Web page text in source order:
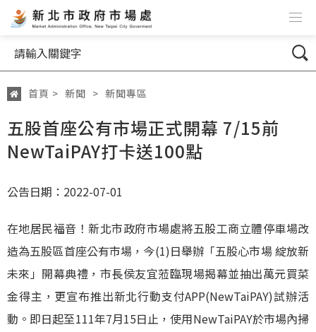
跳到主要內容
網站導覽
搜尋
首頁 > 新聞 > 新聞專區
五股首座公有市場正式開幕 7/15前
NewTaiPAY打卡送100點
公告日期：2022-07-01
在地居民福音！新北市政府市場處將五股工商立體停車場改
造為五股區首座公有市場，今(1)日舉辦「五股心市場 綻放新
未來」開幕典禮，市長侯友宜蒞臨現場揭幕並抽出萬元買菜
金得主，更宣布推出新北行動支付APP(NewTaiPAY)試辦活
動。即日起至111年7月15日止，使用NewTaiPAY於市場內掃